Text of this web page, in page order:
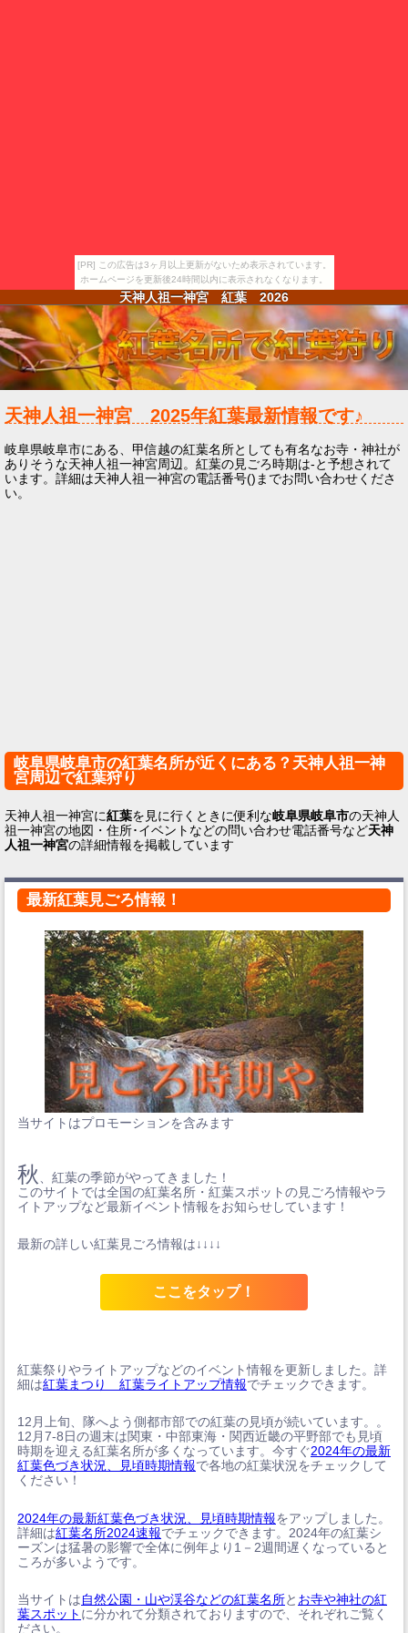
[PR] この広告は3ヶ月以上更新がないため表示されています。
ホームページを更新後24時間以内に表示されなくなります。
天神人祖一神宮 紅葉 2026
天神人祖一神宮 2025年紅葉最新情報です♪
岐阜県岐阜市にある、甲信越の紅葉名所としても有名なお寺・神社が
ありそうな天神人祖一神宮周辺。紅葉の見ごろ時期は-と予想されて
います。詳細は天神人祖一神宮の電話番号()までお問い合わせくださ
い。
岐阜県岐阜市の紅葉名所が近くにある？天神人祖一神
宮周辺で紅葉狩り
天神人祖一神宮に紅葉を見に行くときに便利な岐阜県岐阜市の天神人
祖一神宮の地図・住所･イベントなどの問い合わせ電話番号など天神
人祖一神宮の詳細情報を掲載しています
最新紅葉見ごろ情報！
当サイトはプロモーションを含みます
秋
、紅葉の季節がやってきました！
このサイトでは全国の紅葉名所・紅葉スポットの見ごろ情報やラ
イトアップなど最新イベント情報をお知らせしています！
最新の詳しい紅葉見ごろ情報は↓↓↓↓
ここをタップ！
紅葉祭りやライトアップなどのイベント情報を更新しました。詳
細は紅葉まつり 紅葉ライトアップ情報でチェックできます。
12月上旬、隊へよう側都市部での紅葉の見頃が続いています。。
12月7-8日の週末は関東・中部東海・関西近畿の平野部でも見頃
時期を迎える紅葉名所が多くなっています。今すぐ2024年の最新
紅葉色づき状況、見頃時期情報で各地の紅葉状況をチェックして
ください！
2024年の最新紅葉色づき状況、見頃時期情報をアップしました。
詳細は紅葉名所2024速報でチェックできます。2024年の紅葉シ
ーズンは猛暑の影響で全体に例年より1－2週間遅くなっていると
ころが多いようです。
当サイトは自然公園・山や渓谷などの紅葉名所と お寺や神社の紅
葉スポット に分かれて分類されておりますので、それぞれご覧く
ださい。